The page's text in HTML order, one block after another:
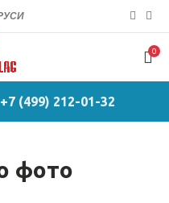
0
+7 (499) 212-01-32
фото